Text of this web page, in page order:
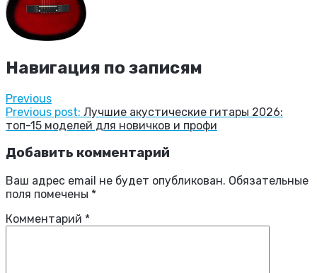
Навигация по записям
Previous
Previous post: Лучшие акустические гитары 2026:
топ-15 моделей для новичков и профи
Добавить комментарий
Ваш адрес email не будет опубликован. Обязательные
поля помечены *
Комментарий *